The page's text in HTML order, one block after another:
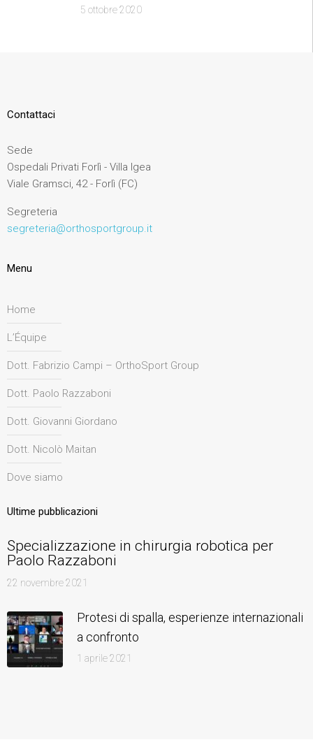
5 ottobre 2020
Contattaci
Sede
Ospedali Privati Forlì - Villa Igea
Viale Gramsci, 42 - Forlì (FC)
Segreteria
segreteria@orthosportgroup.it
Menu
Home
L’Équipe
Dott. Fabrizio Campi – OrthoSport Group
Dott. Paolo Razzaboni
Dott. Giovanni Giordano
Dott. Nicolò Maitan
Dove siamo
Ultime pubblicazioni
Specializzazione in chirurgia robotica per
Paolo Razzaboni
22 novembre 2021
Protesi di spalla, esperienze internazionali
a confronto
1 aprile 2021